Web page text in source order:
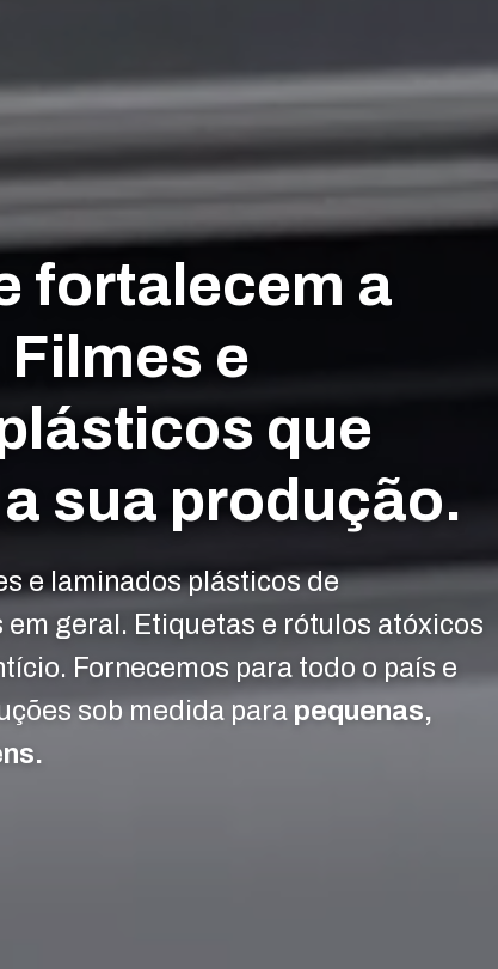
fortalecem a
e
que
sua produção.
e laminados plásticos de
geral. Etiquetas e rótulos atóxicos
Fornecemos para todo o país e
sob medida para pequenas,